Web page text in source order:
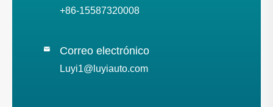
+86-15587320008
 Correo electrónico
Luyi1@luyiauto.com